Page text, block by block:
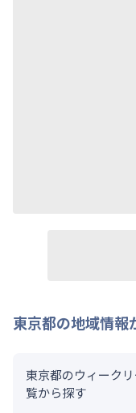
東京都の地域情報
東京都のウィーク
覧から探す